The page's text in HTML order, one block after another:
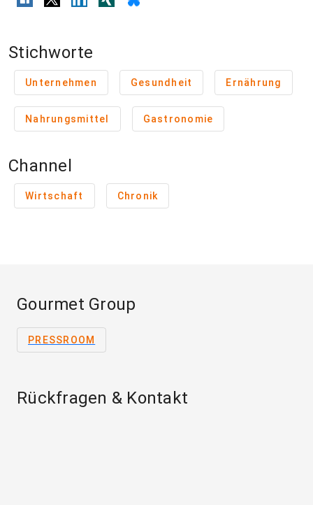
Stichworte
Unternehmen Gesundheit Ernährung
Nahrungsmittel Gastronomie
Channel
Wirtschaft Chronik
Gourmet Group
PRESSROOM
Rückfragen & Kontakt